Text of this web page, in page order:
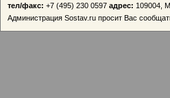
тел/факс: +7 (495) 230 0597 адрес: 109004,
Администрация Sostav.ru просит Вас